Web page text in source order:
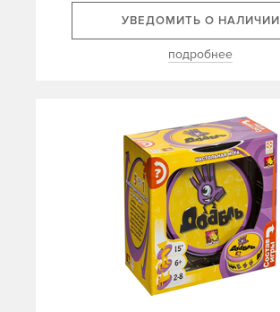
УВЕДОМИТЬ О НАЛИЧИИ
подробнее